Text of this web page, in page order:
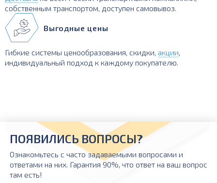
собственным транспортом, доступен самовывоз.
Выгодные цены
Гибкие системы ценообразования, скидки, акции,
индивидуальный подход к каждому покупателю.
ПОЯВИЛИСЬ ВОПРОСЫ?
Ознакомьтесь с часто задаваемыми вопросами и
ответами на них. Гарантия 90%, что ответ на ваш вопрос
там есть!